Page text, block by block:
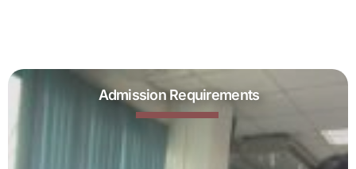
Admission Requirements